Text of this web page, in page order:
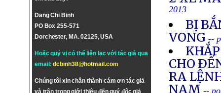
Dang Chi Binh
PO Box 255-571
Dorchester, MA. 02125, USA
Hoặc quý vị có thể liên lạc với tác giả qua
email:dcbinh38@hotmail.com
Chúng tôi xin chân thành cám ơn tác giả
và trân trọng giới thiệu đến quý độc giả
2013
BỊ
VONG --
CHO
RA
NAM--